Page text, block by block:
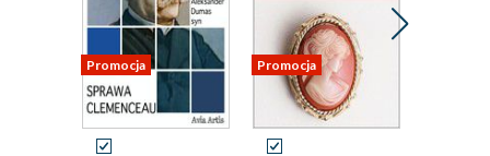
Promocja Promocja